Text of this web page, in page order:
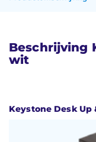
Beschrijving
wit
Keystone Desk Up